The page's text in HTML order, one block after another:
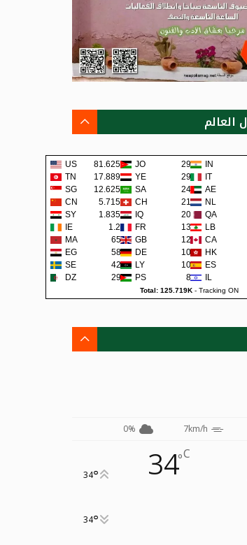
العالم
US 81.625K JO 292 IN
TN
17.889K YE 290 IT
SG
12.625K SA 241 AE
CN
5.715K CH 219 NL
SY
1.835K IQ 200 QA
IE
1.2K FR 138 LB
MA
659 GB 129 CA
EG
581 DE 108 HK
SE
422 LY 105 ES
DZ
295 PS 80 IL
Total: 125.719K- Tracking ON
7km/h
0%
34°C
34°
34°